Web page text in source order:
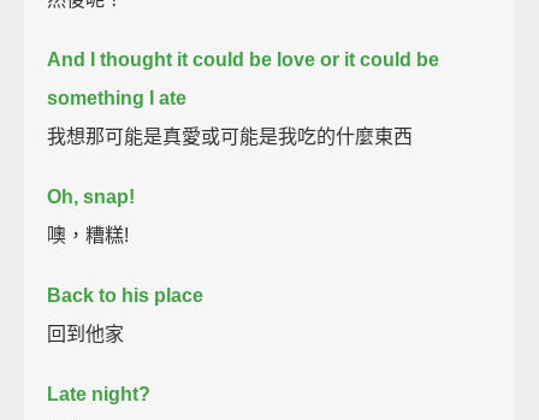
And I thought it could be love or it could be
something I ate
我想那可能是真愛或可能是我吃的什麼東西
Oh, snap!
噢，糟糕!
Back to his place
回到他家
Late night?